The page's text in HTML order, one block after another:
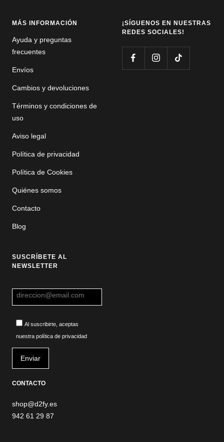
MÁS INFORMACIÓN
Ayuda y preguntas
frecuentes
Envíos
Cambios y devoluciones
Términos y condiciones de
uso
Aviso legal
Política de privacidad
Política de Cookies
Quiénes somos
Contacto
Blog
¡SÍGUENOS EN NUESTRAS
REDES SOCIALES!
SUSCRÍBETE AL
NEWSLETTER
Al suscribirte, aceptas
nuestra política de privacidad
CONTACTO
shop@d2fy.es
942 61 29 87